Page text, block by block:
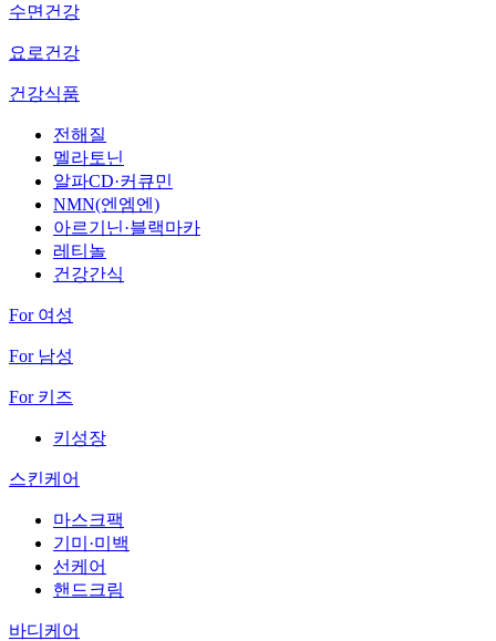
수면건강
요로건강
건강식품
전해질
멜라토닌
알파CD·커큐민
NMN(엔엠엔)
아르기닌·블랙마카
레티놀
건강간식
For 여성
For 남성
For 키즈
키성장
스킨케어
마스크팩
기미·미백
선케어
핸드크림
바디케어